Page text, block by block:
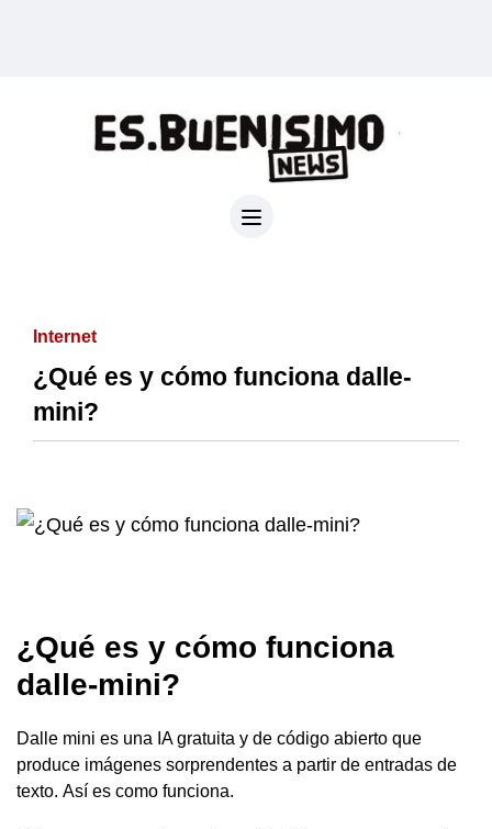
Internet
¿Qué es y cómo funciona dalle-
mini?
¿Qué es y cómo funciona
dalle-mini?
Dalle mini es una IA gratuita y de código abierto que
produce imágenes sorprendentes a partir de entradas de
texto. Así es como funciona.